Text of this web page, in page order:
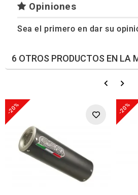
Opiniones
Sea el primero en dar su
6 OTROS PRODUCTOS EN LA
-20% -20%